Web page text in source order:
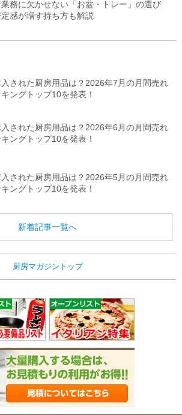
務に欠かせない「お盆・トレー」の選び
感が増す持ち方も解説
された厨房用品は？2026年7月の月間売れ
ングトップ10を発表！
された厨房用品は？2026年6月の月間売れ
ングトップ10を発表！
された厨房用品は？2026年5月の月間売れ
ングトップ10を発表！
新着記事一覧へ
厨房マガジントップ